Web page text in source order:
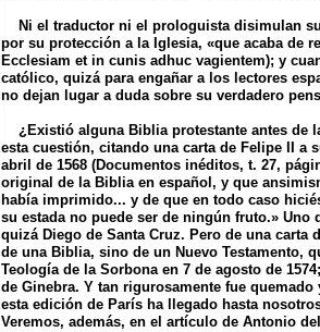
Ni el traductor ni el prologuista disimulan
por su protección a la Iglesia, «que acaba de
Ecclesiam et in cunis adhuc vagientem); y
católico, quizá para engañar a los lectores
no dejan lugar a duda sobre su verdadero
¿Existió alguna Biblia protestante antes de
esta cuestión, citando una carta de Felipe II a
abril de 1568 (Documentos inéditos, t. 27,
original de la Biblia en español, y que
había imprimido... y de que en todo caso
su estada no puede ser de ningún fruto.»
quizá Diego de Santa Cruz. Pero de una
de una Biblia, sino de un Nuevo Testamento,
Teología de la Sorbona en 7 de agosto de
de Ginebra. Y tan rigurosamente fue
esta edición de París ha llegado hasta
Veremos, además, en el artículo de Antonio